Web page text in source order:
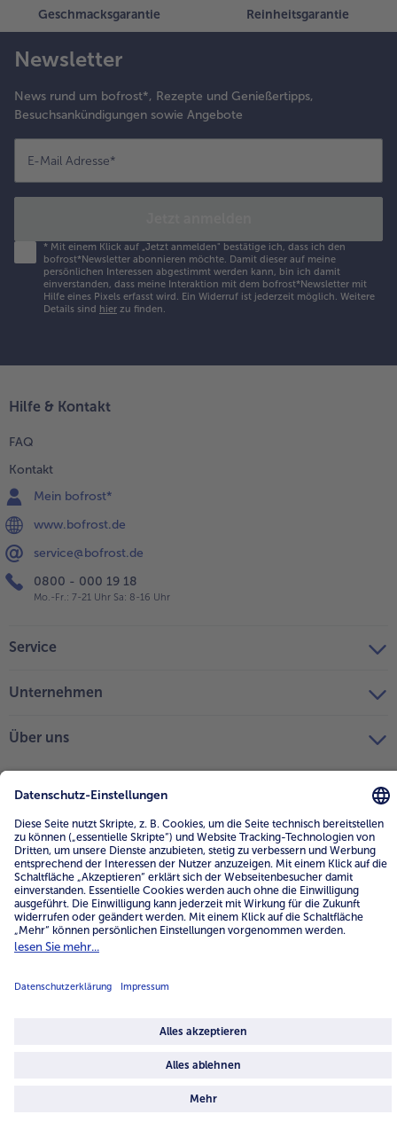
Geschmacksgarantie Reinheitsgarantie
Newsletter
News rund um bofrost*, Rezepte und Genießertipps,
Besuchsankündigungen sowie Angebote
E-Mail Adresse*
* Mit einem Klick auf „Jetzt anmelden" bestätige ich, dass ich den
bofrost*Newsletter abonnieren möchte. Damit dieser auf meine
persönlichen Interessen abgestimmt werden kann, bin ich damit
einverstanden, dass meine Interaktion mit dem bofrost*Newsletter mit
Hilfe eines Pixels erfasst wird. Ein Widerruf ist jederzeit möglich. Weitere
Details sind hier zu finden.
Hilfe & Kontakt
FAQ
Kontakt
Mein bofrost*
www.bofrost.de
service@bofrost.de
0800 - 000 19 18
Mo.-Fr.: 7-21 Uhr Sa: 8-16 Uhr
Service
Unternehmen
Über uns
Land / Sprache wählen